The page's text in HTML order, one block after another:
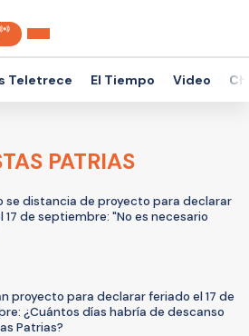
Teletrece El Tiempo Video
PATRIAS
se distancia de proyecto para declarar
17 de septiembre: "No es necesario
proyecto para declarar feriado el 17 de
¿Cuántos días habría de descanso
Patrias?